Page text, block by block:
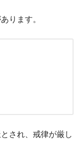
ります。
され、戒律が厳し